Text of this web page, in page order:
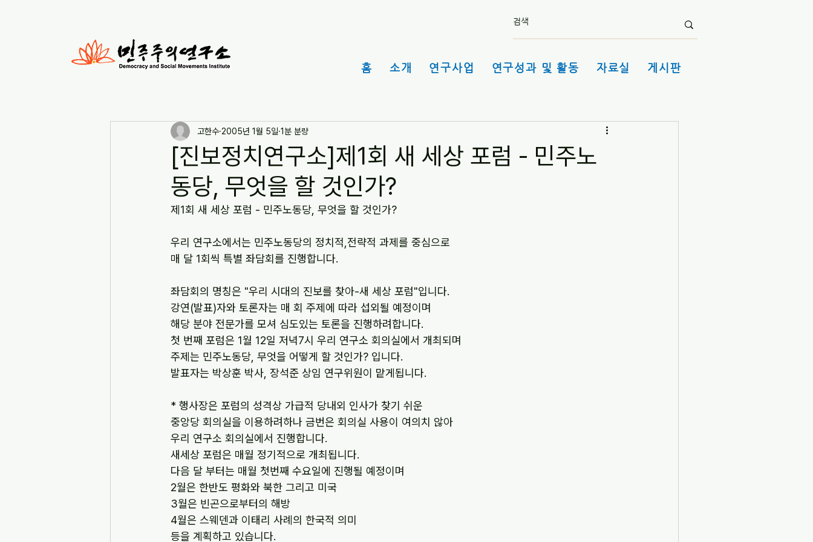
홈 소개 연구사업 연구성과 및 활동 자료실 게시판
[진보정치연구소]제1회 새 세상 포럼 - 민주노
동당, 무엇을 할 것인가?
고한수 2005년 1월 5일 1분 분량
제1회 새 세상 포럼 - 민주노동당, 무엇을 할 것인가?
우리 연구소에서는 민주노동당의 정치적,전략적 과제를 중심으로
매 달 1회씩 특별 좌담회를 진행합니다.
좌담회의 명칭은 "우리 시대의 진보를 찾아-새 세상 포럼"입니다.
강연(발표)자와 토론자는 매 회 주제에 따라 섭외될 예정이며
해당 분야 전문가를 모셔 심도있는 토론을 진행하려합니다.
첫 번째 포럼은 1월 12일 저녁7시 우리 연구소 회의실에서 개최되며
주제는 민주노동당, 무엇을 어떻게 할 것인가? 입니다.
발표자는 박상훈 박사, 장석준 상임 연구위원이 맡게됩니다.
* 행사장은 포럼의 성격상 가급적 당내외 인사가 찾기 쉬운
중앙당 회의실을 이용하려하나 금번은 회의실 사용이 여의치 않아
우리 연구소 회의실에서 진행합니다.
새세상 포럼은 매월 정기적으로 개최됩니다.
다음 달 부터는 매월 첫번째 수요일에 진행될 예정이며
2월은 한반도 평화와 북한 그리고 미국
3월은 빈곤으로부터의 해방
4월은 스웨덴과 이태리 사례의 한국적 의미
등을 계획하고 있습니다.